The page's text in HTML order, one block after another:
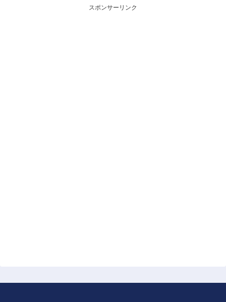
喚起・申込停止)など、空売り関
連情報を集計し、図解でわかり
喚起・申込停止)など、空売り関
連情報を集計し、図解でわかり
スポンサーリンク